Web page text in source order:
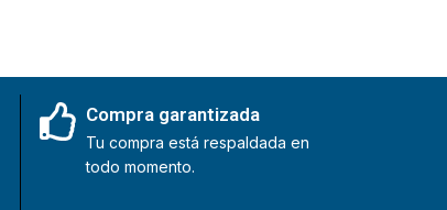
Compra garantizada
Tu compra está respaldada en
todo momento.